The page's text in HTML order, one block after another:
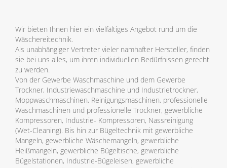
Wir bieten Ihnen hier ein vielfältiges Angebot rund um die
Wäschereitechnik.
Als unabhängiger Vertreter vieler namhafter Hersteller, finden
sie bei uns alles, um ihren individuellen Bedürfnissen gerecht
zu werden.
Von der Gewerbe Waschmaschine und dem Gewerbe
Trockner, Industriewaschmaschine und Industrietrockner,
Moppwaschmaschinen, Reinigungsmaschinen, professionelle
Waschmaschinen und professionelle Trockner, gewerbliche
Kompressoren, Industrie- Kompressoren, Nassreinigung
(Wet-Cleaning). Bis hin zur Bügeltechnik mit gewerbliche
Mangeln, gewerbliche Wäschemangeln, gewerbliche
Heißmangeln, gewerbliche Bügeltische, gewerbliche
Bügelstationen, Industrie-Bügeleisen, gewerbliche